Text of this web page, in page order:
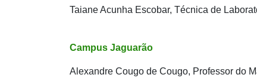
Taiane Acunha Escobar, Técnica de
Campus Jaguarão
Alexandre Cougo de Cougo, Professor do